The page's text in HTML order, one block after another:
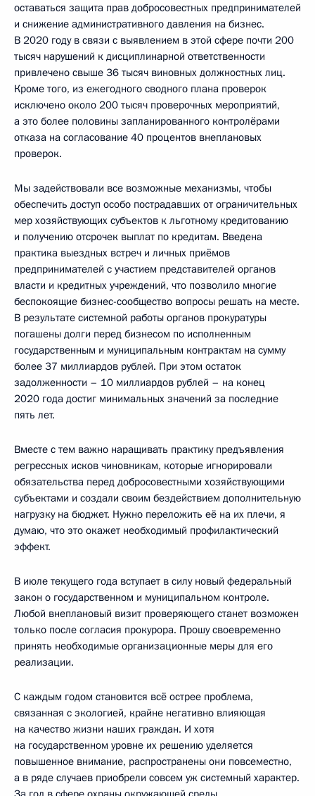
оставаться защита прав добросовестных предпринимателей
и снижение административного давления на бизнес.
В 2020 году в связи с выявлением в этой сфере почти 200
тысяч нарушений к дисциплинарной ответственности
привлечено свыше 36 тысяч виновных должностных лиц.
Кроме того, из ежегодного сводного плана проверок
исключено около 200 тысяч проверочных мероприятий,
а это более половины запланированного контролёрами
отказа на согласование 40 процентов внеплановых
проверок.
Мы задействовали все возможные механизмы, чтобы
обеспечить доступ особо пострадавших от ограничительных
мер хозяйствующих субъектов к льготному кредитованию
и получению отсрочек выплат по кредитам. Введена
практика выездных встреч и личных приёмов
предпринимателей с участием представителей органов
власти и кредитных учреждений, что позволило многие
беспокоящие бизнес-сообщество вопросы решать на месте.
В результате системной работы органов прокуратуры
погашены долги перед бизнесом по исполненным
государственным и муниципальным контрактам на сумму
более 37 миллиардов рублей. При этом остаток
задолженности – 10 миллиардов рублей – на конец
2020 года достиг минимальных значений за последние
пять лет.
Вместе с тем важно наращивать практику предъявления
регрессных исков чиновникам, которые игнорировали
обязательства перед добросовестными хозяйствующими
субъектами и создали своим бездействием дополнительную
нагрузку на бюджет. Нужно переложить её на их плечи, я
думаю, что это окажет необходимый профилактический
эффект.
В июле текущего года вступает в силу новый федеральный
закон о государственном и муниципальном контроле.
Любой внеплановый визит проверяющего станет возможен
только после согласия прокурора. Прошу своевременно
принять необходимые организационные меры для его
реализации.
С каждым годом становится всё острее проблема,
связанная с экологией, крайне негативно влияющая
на качество жизни наших граждан. И хотя
на государственном уровне их решению уделяется
повышенное внимание, распространены они повсеместно,
а в ряде случаев приобрели совсем уж системный характер.